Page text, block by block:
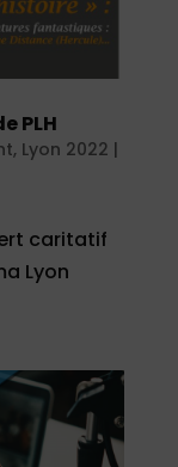
PLH
, Lyon 2022 |
caritatif
Lyon